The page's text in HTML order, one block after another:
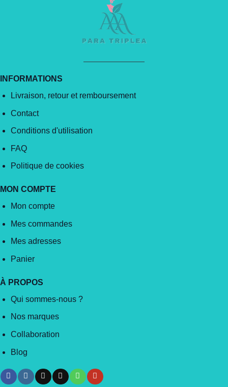
INFORMATIONS
Livraison, retour et remboursement
Contact
Conditions d'utilisation
FAQ
Politique de cookies
MON COMPTE
Mon compte
Mes commandes
Mes adresses
Panier
À PROPOS
Qui sommes-nous ?
Nos marques
Collaboration
Blog